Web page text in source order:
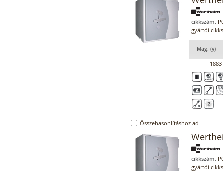
cikkszám:
gyártói
Mag. (y)
1883
Összehasonlításhoz ad
cikkszám:
gyártói